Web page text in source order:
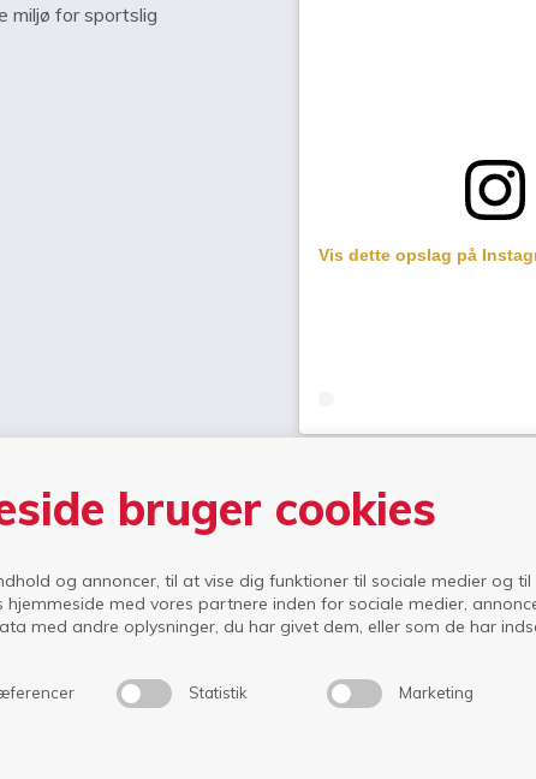
bruger cookies
og annoncer, til at vise dig funktioner til sociale medier og
med vores partnere inden for sociale medier,
med andre oplysninger, du har givet dem, eller som de har
Statistik Marketing
miljø for sportslig
Vis dette opslag på
Højskolen Friskolen Guldminen Højskole & Golf